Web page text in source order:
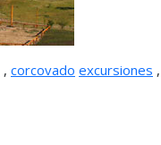
, corcovado excursiones ,